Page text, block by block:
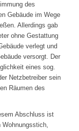
des
Gebäude im Wege
Allerdings gab
ohne Gestattung
verlegt und
versorgt. Der
eines sog.
Netzbetreiber sein
Räumen des
Abschluss ist
Wohnungsstich,